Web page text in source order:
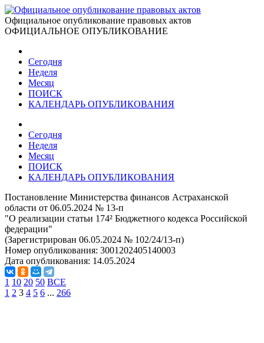
Официальное опубликование правовых актов
ОФИЦИАЛЬНОЕ ОПУБЛИКОВАНИЕ
Сегодня
Неделя
Месяц
ПОИСК
КАЛЕНДАРЬ ОПУБЛИКОВАНИЯ
Сегодня
Неделя
Месяц
ПОИСК
КАЛЕНДАРЬ ОПУБЛИКОВАНИЯ
Постановление Министерства финансов Астраханской
области от 06.05.2024 № 13-п
"О реализации статьи 174² Бюджетного кодекса Российской
федерации"
(Зарегистрирован 06.05.2024 № 102/24/13-п)
Номер опубликования: 3001202405140003
Дата опубликования: 14.05.2024
1 10 20 50 ВСЕ
1 2 3 4 5 6 ... 266